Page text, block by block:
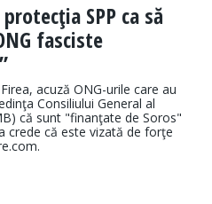
SPP ca să
fasciste
acuză ONG-urile care au
Consiliului General al
că sunt "finanţate de Soros"
crede că este vizată de forţe